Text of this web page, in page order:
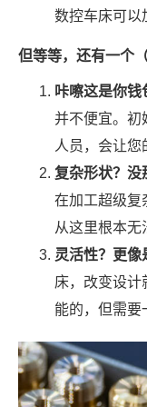
数控车床可以
但等等，还有一个
咔嚓这是你
并不便宜。初
人员，会让您
复杂形状？没
在加工超级复
从这里根本无
灵活性？更像
床，改变设计
能的，但需要